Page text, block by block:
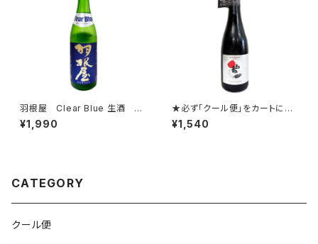
羽根屋 Clear Blue 生酒 72
0ml
¥1,990
★必ず「クール便」をカートに追
加してご注文ください。★ 初
亀 Origarami Sparkling 3
¥1,540
CATEGORY
クール便